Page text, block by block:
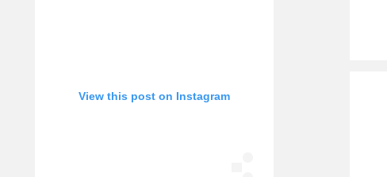
View this post on Instagram